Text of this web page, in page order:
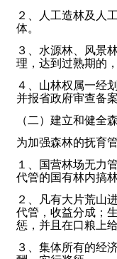
２、人工造林及人
体。
３、水源林、风景
理，达到过熟期的
４、山林权属一经
并报省政府审查备
（二）建立和健全
为加强森林的抚育
１、国营林场无力
代管的国有林内搞
２、凡有大片荒山
代管，收益分成；
惩，并且在口粮上
３、集体所有的经